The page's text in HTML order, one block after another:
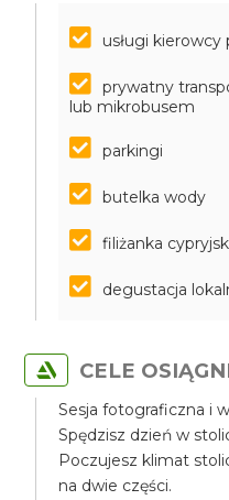
usługi kierowcy
prywatny
lub mikrobusem
parkingi
butelka wody
filiżanka
degustacja
CELE
Sesja fotograficzna i
Spędzisz dzień w
Poczujesz klimat
na dwie części.